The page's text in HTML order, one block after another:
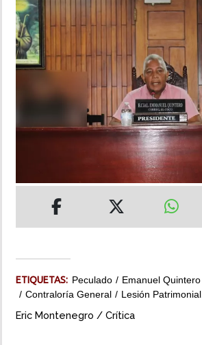
DEPORTES
MUNDO
IMPRESO
ETIQUETAS: Peculado Emanuel Quintero
Contraloría General
Lesión Patrimonial.
Eric Montenegro / Crítica